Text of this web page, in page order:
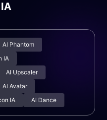
AI Phantom
IA
AI Upscaler
AI Avatar
IA
AI Dance